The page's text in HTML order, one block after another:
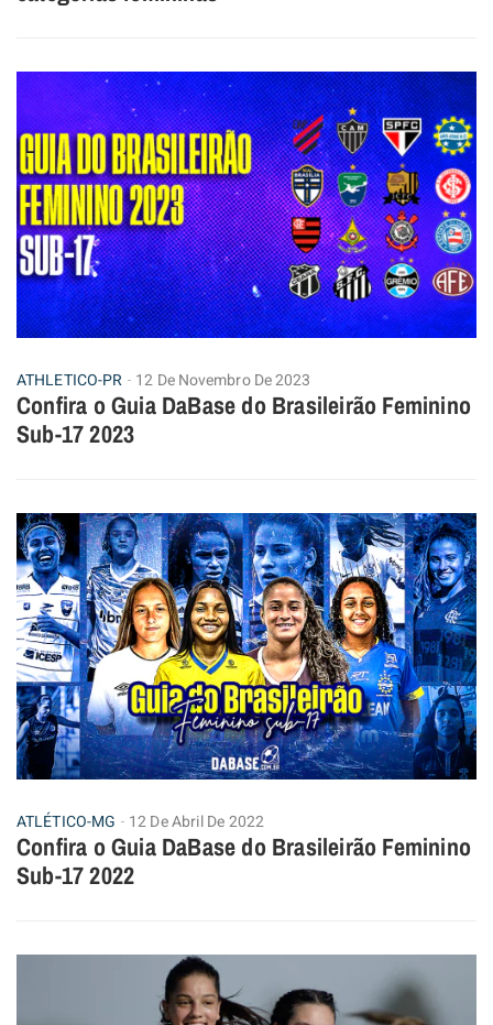
ATHLETICO-PR 12 De Novembro De 2023
Confira o Guia DaBase do Brasileirão Feminino
Sub-17 2023
ATLÉTICO-MG 12 De Abril De 2022
Confira o Guia DaBase do Brasileirão Feminino
Sub-17 2022